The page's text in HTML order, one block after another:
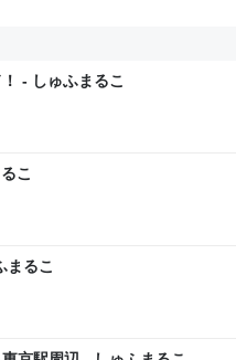
- しゅふまるこ
こ
まるこ